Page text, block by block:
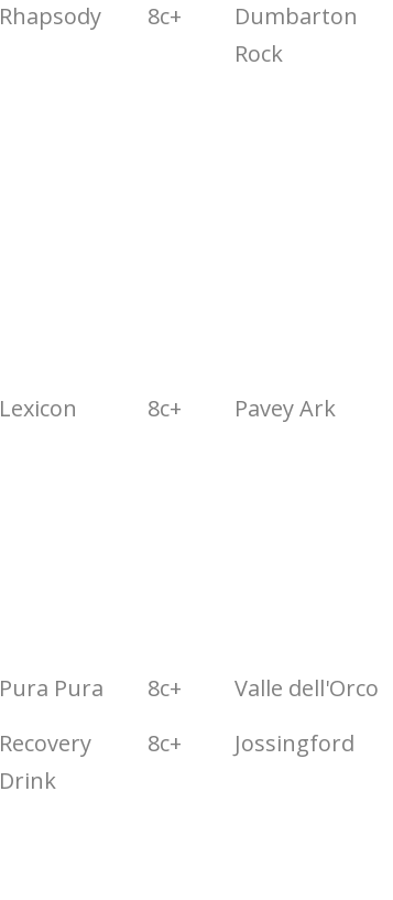
Rhapsody
8c+
Dumbarton
Rock
Lexicon
8c+ Pavey Ark
Pura Pura
8c+ Valle dell'Orco
Recovery
Drink
8c+ Jossingford